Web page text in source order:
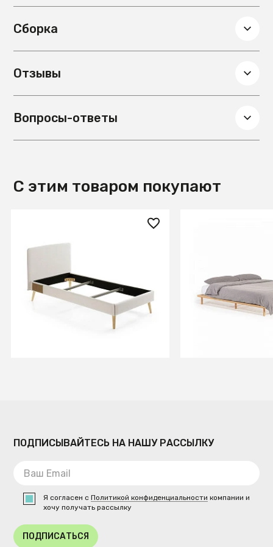
Сборка
Отзывы
Вопросы-ответы
С этим товаром покупают
129 990 ₽
бежевая
массив ясеня
ПОДПИСЫВАЙТЕСЬ НА НАШУ РАССЫЛКУ
Я согласен сПолитикой конфиденциальности компании и
хочу получать рассылку
ПОДПИСАТЬСЯ